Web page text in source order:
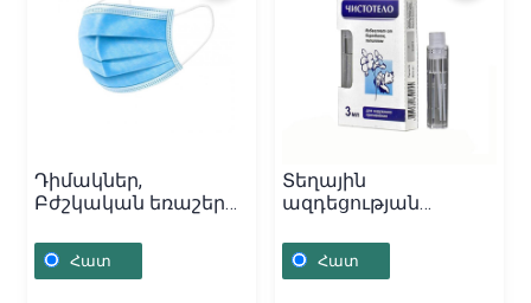
Դիմակներ,
Բժշկական եռաշերտ
Հատ
Տեղային
ազդեցության
Հեղուկ «Супер
чистотелօ» 3մլ,
Հատ